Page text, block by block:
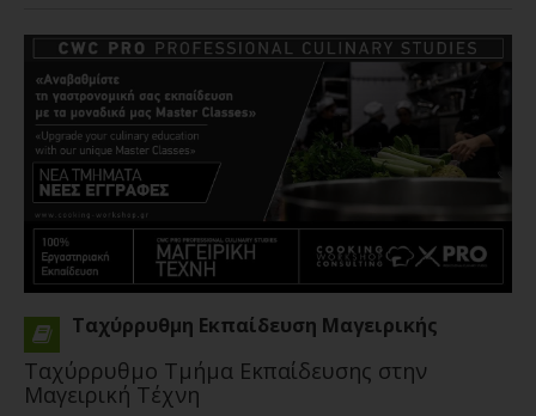
Ταχύρρυθμη Εκπαίδευση Μαγειρικής
Ταχύρρυθμο Τμήμα Εκπαίδευσης στην
Μαγειρική Τέχνη